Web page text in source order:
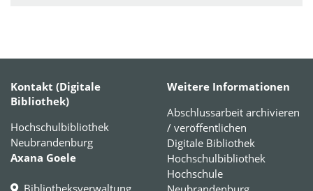
Kontakt (Digitale
Bibliothek)
Hochschulbibliothek
Neubrandenburg
Axana Goele
Bibliotheksverwaltung
Weitere Informationen
Abschlussarbeit archivieren
/ veröffentlichen
Digitale Bibliothek
Hochschulbibliothek
Hochschule